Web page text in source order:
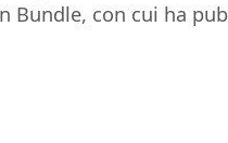
con cui ha